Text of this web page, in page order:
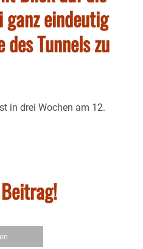
ganz eindeutig
Tunnels zu
in drei Wochen am 12.